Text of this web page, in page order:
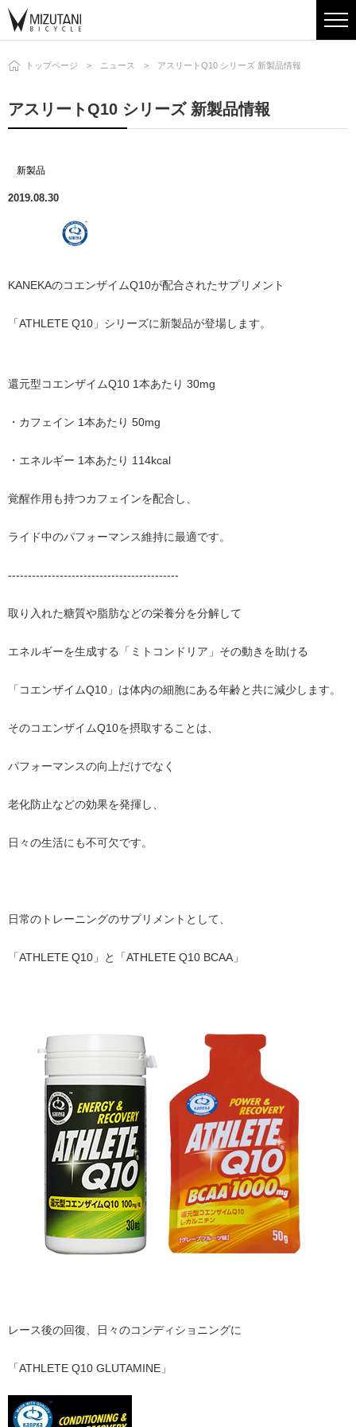
トップページ ニュース アスリートQ10 シリーズ 新製品情報
アスリートQ10 シリーズ 新製品情報
新製品
2019.08.30
KANEKAのコエンザイムQ10が配合されたサプリメント
「ATHLETE Q10」シリーズに新製品が登場します。
還元型コエンザイムQ10 1本あたり 30mg
・カフェイン 1本あたり 50mg
・エネルギー 1本あたり 114kcal
覚醒作用も持つカフェインを配合し、
ライド中のパフォーマンス維持に最適です。
-------------------------------------------
取り入れた糖質や脂肪などの栄養分を分解して
エネルギーを生成する「ミトコンドリア」その動きを助ける
「コエンザイムQ10」は体内の細胞にある年齢と共に減少します。
そのコエンザイムQ10を摂取することは、
パフォーマンスの向上だけでなく
老化防止などの効果を発揮し、
日々の生活にも不可欠です。
日常のトレーニングのサプリメントとして、
「ATHLETE Q10」と「ATHLETE Q10 BCAA」
レース後の回復、日々のコンディショニングに
「ATHLETE Q10 GLUTAMINE」